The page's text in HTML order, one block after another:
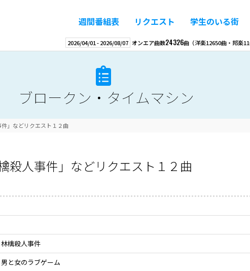
週間番組表 リクエスト 学生のいる街
2026/04/01 -2026/08/07 オンエア曲数24326曲 （洋楽12650曲・邦楽
ブロークン・タイムマシン
」などリクエスト１２曲
殺人事件」などリクエスト１２曲
林檎殺人事件
男と女のラブゲーム